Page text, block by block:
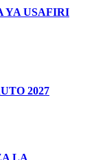
YA USAFIRI
2027
LA